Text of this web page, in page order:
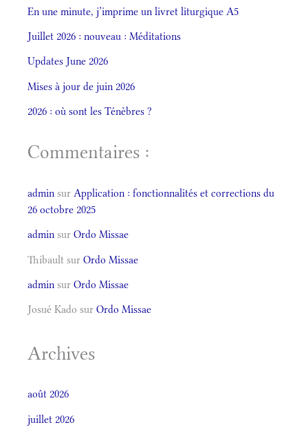
En une minute, j’imprime un livret liturgique A5
Juillet 2026 : nouveau : Méditations
Updates June 2026
Mises à jour de juin 2026
2026 : où sont les Ténèbres ?
Commentaires :
admin sur Application : fonctionnalités et corrections du
26 octobre 2025
admin sur Ordo Missae
Thibault sur Ordo Missae
admin sur Ordo Missae
Josué Kado sur Ordo Missae
Archives
août 2026
juillet 2026